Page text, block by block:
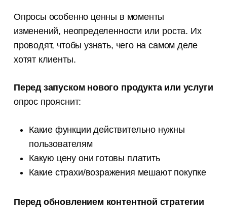
Опросы особенно ценны в моменты
изменений, неопределенности или роста. Их
проводят, чтобы узнать, чего на самом деле
хотят клиенты.
Перед запуском нового продукта или услуги
опрос прояснит:
Какие функции действительно нужны
пользователям
Какую цену они готовы платить
Какие страхи/возражения мешают покупке
Перед обновлением контентной стратегии